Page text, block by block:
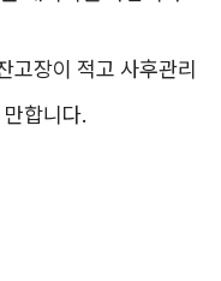
고장이 적고 사후관리
합니다.